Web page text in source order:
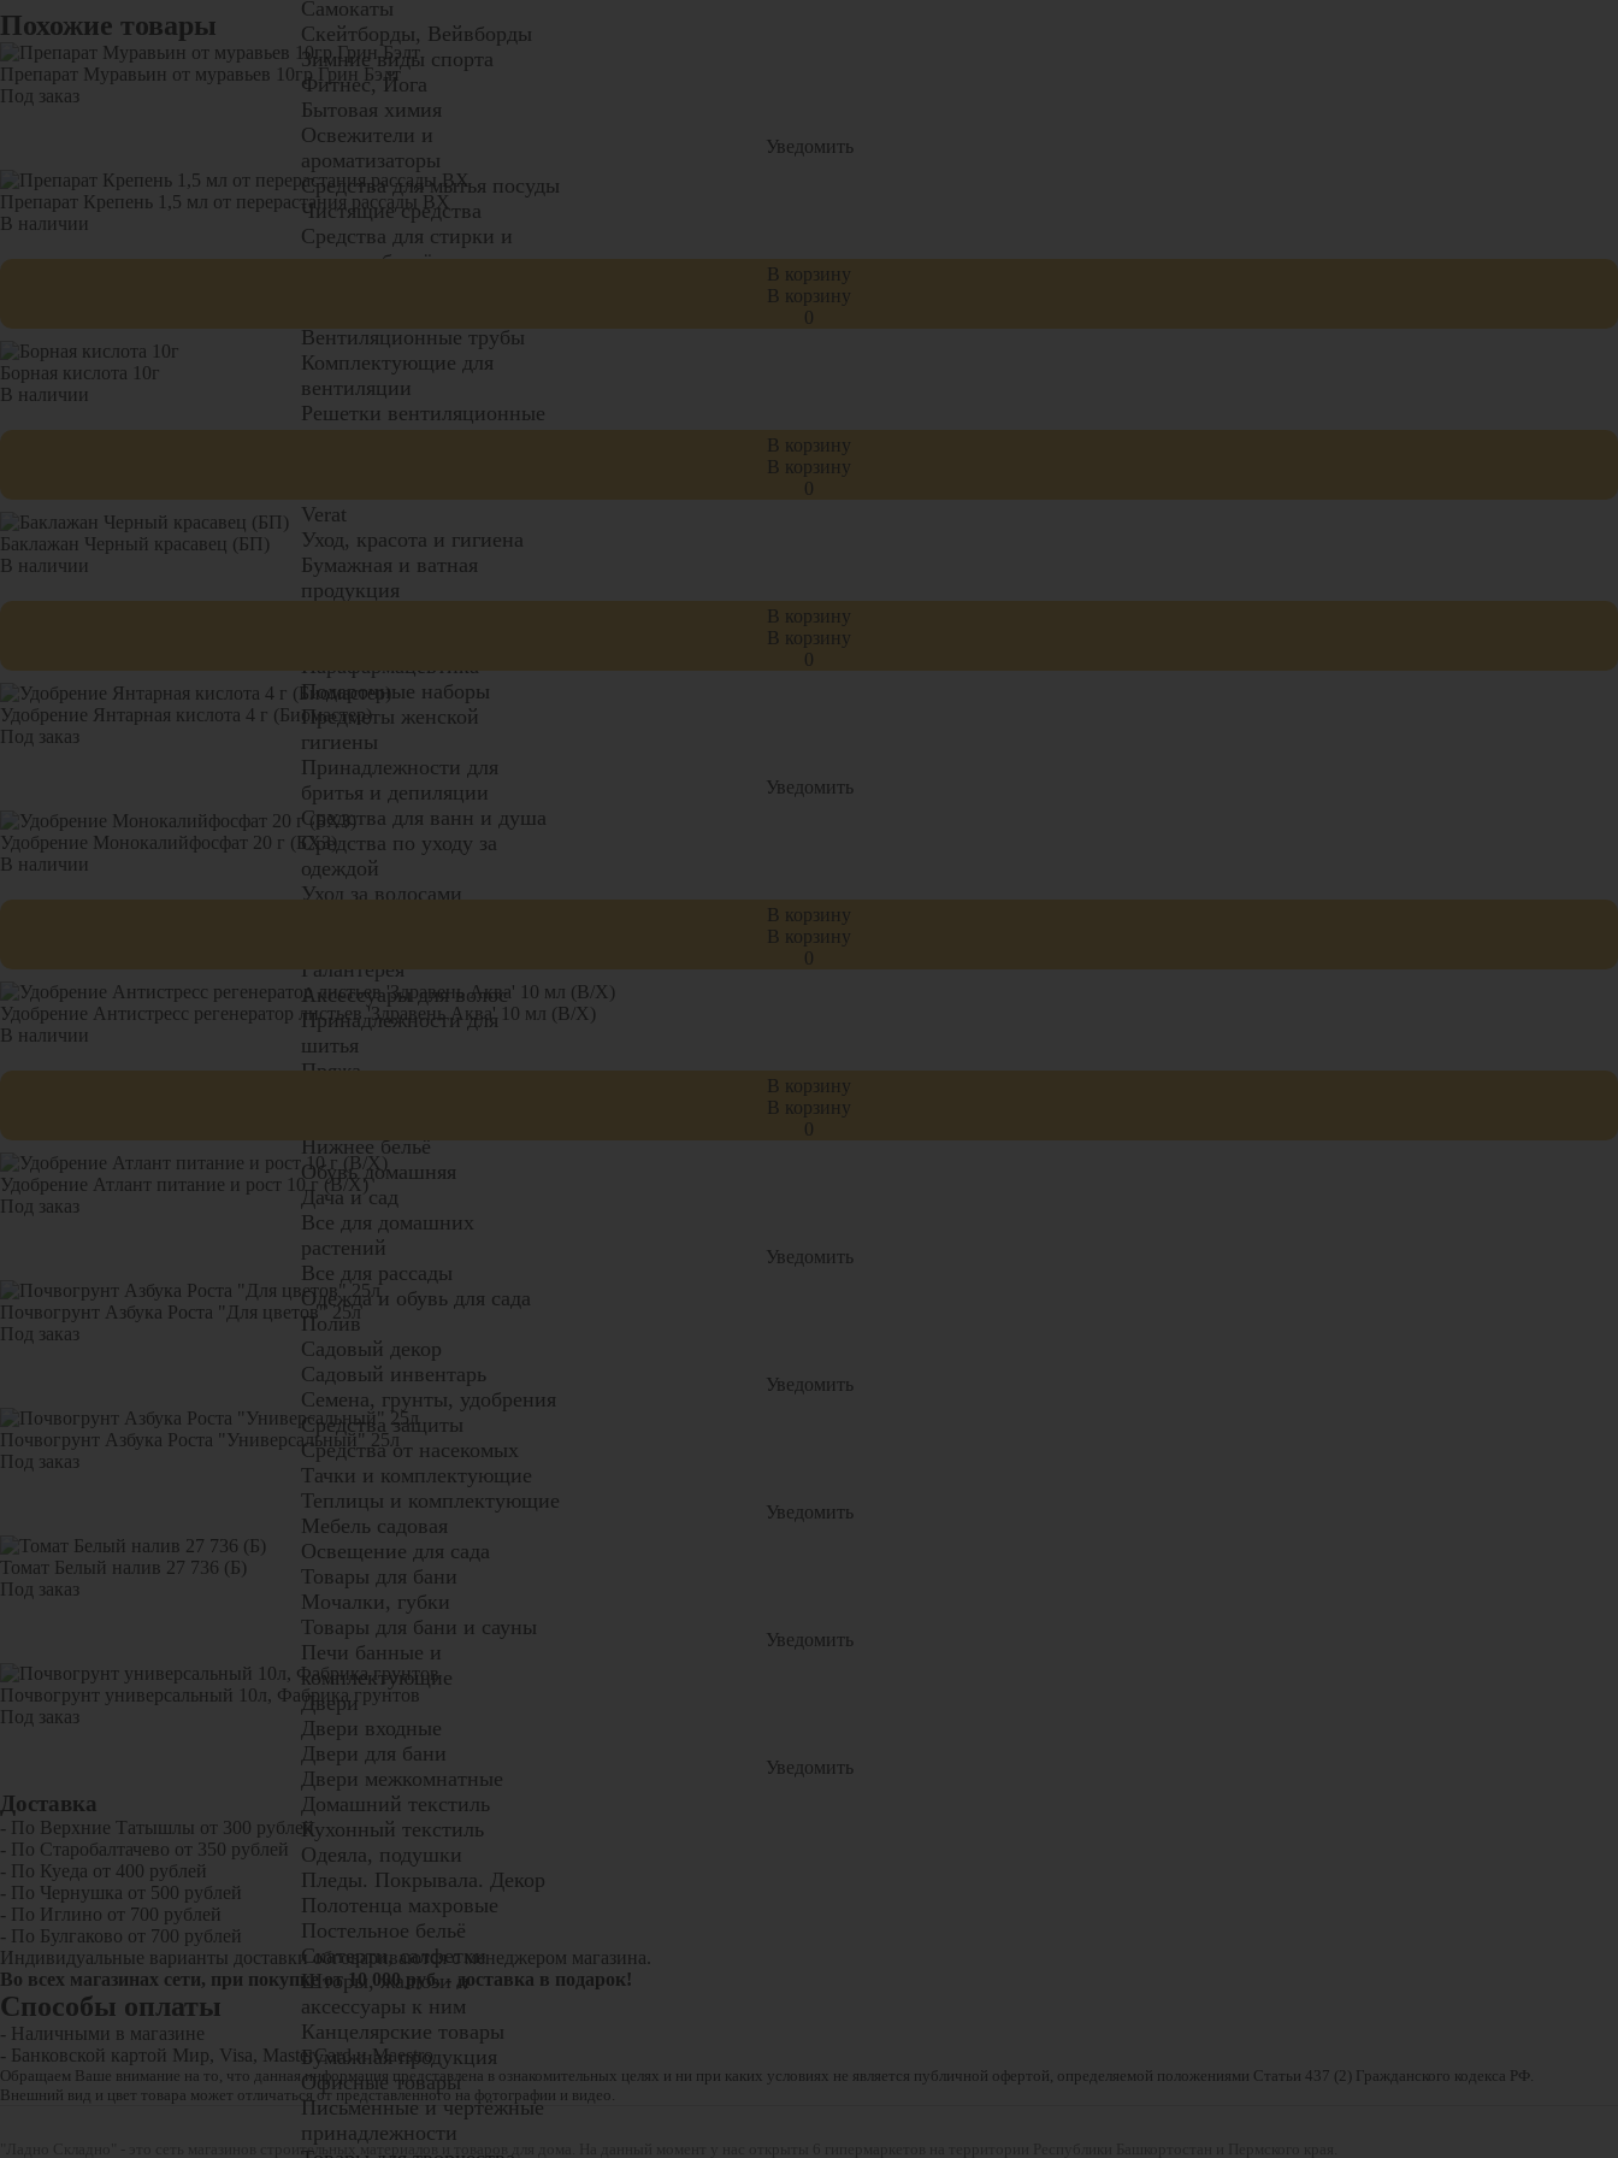
Самокаты
Скейтборды, Вейвборды
Зимние виды спорта
Фитнес, Йога
Бытовая химия
Освежители и
ароматизаторы
Средства для мытья посуды
Чистящие средства
Средства для стирки и
ухода за бельём
Вентиляционные трубы
Комплектующие для
вентиляции
Решетки вентиляционные
Verat
Уход, красота и гигиена
Бумажная и ватная
продукция
Парафармацевтика
Подарочные наборы
Предметы женской
гигиены
Принадлежности для
бритья и депиляции
Средства для ванн и душа
Средства по уходу за
одеждой
Уход за волосами
Галантерея
Аксессуары для волос
Принадлежности для
шитья
Пряжа
Нижнее бельё
Обувь домашняя
Дача и сад
Все для домашних
растений
Все для рассады
Одежда и обувь для сада
Полив
Садовый декор
Садовый инвентарь
Семена, грунты, удобрения
Средства защиты
Средства от насекомых
Тачки и комплектующие
Теплицы и комплектующие
Мебель садовая
Освещение для сада
Товары для бани
Мочалки, губки
Товары для бани и сауны
Печи банные и
комплектующие
Двери
Двери входные
Двери для бани
Двери межкомнатные
Домашний текстиль
Кухонный текстиль
Одеяла, подушки
Пледы. Покрывала. Декор
Полотенца махровые
Постельное бельё
Скатерти, салфетки
Шторы, жалюзи и
аксессуары к ним
Канцелярские товары
Бумажная продукция
Офисные товары
Письменные и чертёжные
принадлежности
Похожие товары
Препарат Муравьин от муравьев 10гр Грин Бэлт
Под заказ
Уведомить
Препарат Крепень 1,5 мл от перерастания рассады ВХ
В наличии
В корзину
В корзину
0
Борная кислота 10г
В наличии
В корзину
В корзину
0
Баклажан Черный красавец (БП)
В наличии
В корзину
В корзину
0
Удобрение Янтарная кислота 4 г (Биомастер)
Под заказ
Уведомить
Удобрение Монокалийфосфат 20 г (БХЗ)
В наличии
В корзину
В корзину
0
Удобрение Антистресс регенератор листьев 'Здравень Аква' 10 мл (В/Х)
В наличии
В корзину
В корзину
0
Удобрение Атлант питание и рост 10 г (В/Х)
Под заказ
Уведомить
Почвогрунт Азбука Роста "Для цветов" 25л
Под заказ
Уведомить
Почвогрунт Азбука Роста "Универсальный" 25л
Под заказ
Уведомить
Томат Белый налив 27 736 (Б)
Под заказ
Уведомить
Почвогрунт универсальный 10л, Фабрика грунтов
Под заказ
Уведомить
Доставка
- По Верхние Татышлы от 300 рублей
- По Старобалтачево от 350 рублей
- По Куеда от 400 рублей
- По Чернушка от 500 рублей
- По Иглино от 700 рублей
- По Булгаково от 700 рублей
Индивидуальные варианты доставки обговариваются с менеджером магазина.
Во всех магазинах сети, при покупке от10 000 руб.- доставка в подарок!
Способы оплаты
- Наличными в магазине
- Банковской картой Мир, Visa, MasterCard и Maestro
Обращаем Ваше внимание на то, что данная информация представлена в ознакомительных целях и ни при каких условиях не является публичной офертой, определяемой положениями Статьи 437 (2) Гражданского кодекса РФ.
Внешний вид и цвет товара может отличаться от представленного на фотографии и видео.
"Ладно Складно" - это сеть магазинов строительных материалов и товаров для дома. На данный момент у нас открыты 6 гипермаркетов на территории Республики Башкортостан и Пермского края.